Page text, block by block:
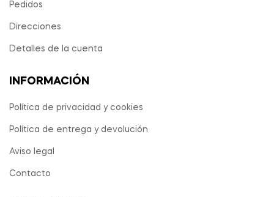
Pedidos
Direcciones
Detalles de la cuenta
INFORMACIÓN
Política de privacidad y cookies
Política de entrega y devolución
Aviso legal
Contacto